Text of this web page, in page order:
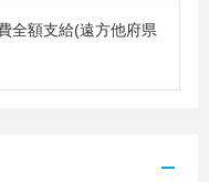
全額支給(遠方他府県